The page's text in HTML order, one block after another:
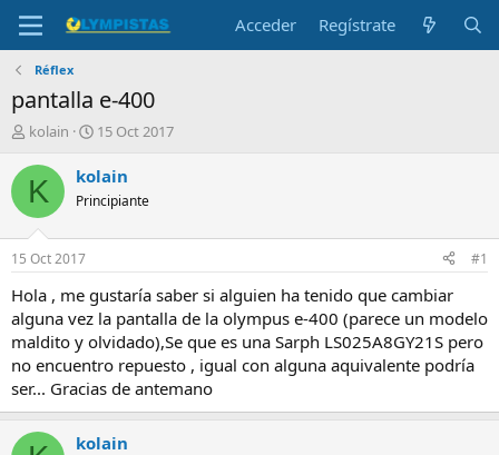
Acceder Regístrate
Réflex
pantalla e-400
I
i
c
a
d
o
r
e
l
t
e
m
a
kolain
F
c
a
i
n
i
c
i
o
15 Oct 2017
K kolain
Principiante
15 Oct 2017 #1
Hola , me gustaría saber si alguien ha tenido que cambiar
alguna vez la pantalla de la olympus e-400 (parece un modelo
maldito y olvidado),Se que es una Sarph LS025A8GY21S pero
no encuentro repuesto , igual con alguna aquivalente podría
ser... Gracias de antemano
kolain